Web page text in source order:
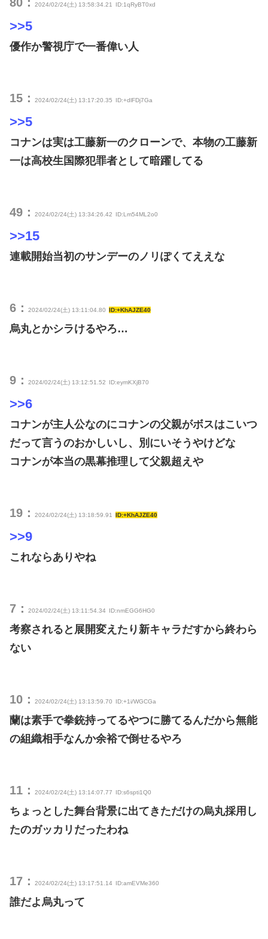
2024/02/24(土) 13:58:34.21 ID:1qRyBT0xd
>>5
優作か警視庁で一番偉い人
15： 2024/02/24(土) 13:17:20.35 ID:+dlFDj7Ga
>>5
コナンは実は工藤新一のクローンで、本物の工藤新
一は高校生国際犯罪者として暗躍してる
49： 2024/02/24(土) 13:34:26.42 ID:Lm54ML2o0
>>15
連載開始当初のサンデーのノリぽくてええな
6： 2024/02/24(土) 13:11:04.80 ID:+KhAJZE40
烏丸とかシラけるやろ…
9： 2024/02/24(土) 13:12:51.52 ID:eymKXjB70
>>6
コナンが主人公なのにコナンの父親がボスはこいつ
だって言うのおかしいし、別にいそうやけどな
コナンが本当の黒幕推理して父親超えや
19： 2024/02/24(土) 13:18:59.91 ID:+KhAJZE40
>>9
これならありやね
7： 2024/02/24(土) 13:11:54.34 ID:nmEGG6HG0
考察されると展開変えたり新キャラだすから終わら
ない
10： 2024/02/24(土) 13:13:59.70 ID:+1i/WGCGa
蘭は素手で拳銃持ってるやつに勝てるんだから無能
の組織相手なんか余裕で倒せるやろ
11： 2024/02/24(土) 13:14:07.77 ID:s6spti1Q0
ちょっとした舞台背景に出てきただけの烏丸採用し
たのガッカリだったわね
17： 2024/02/24(土) 13:17:51.14 ID:amEVMe360
誰だよ烏丸って